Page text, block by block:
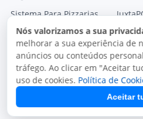
Sistema Para Pizzarias
Sistema para Restaurantes
Sistema para Delivery
Sistema para Lachonetes
Nós valorizamos a sua
melhorar a sua experiência de
anúncios ou conteúdos
tráfego. Ao clicar em "Aceitar
uso de cookies. Política de
Aceitar